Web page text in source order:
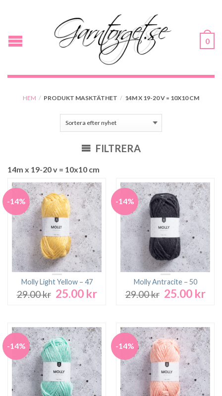
0
HEM / PRODUKT MASKTÄTHET / 14M X 19-20 V = 10X10 CM
FILTRERA
14m x 19-20 v = 10x10 cm
-14%
Molly Light Yellow – 47
29.00kr Det
29.00 kr.
25.00 krDet
25.00 kr.
-14%
Molly Antracite – 50
29.00kr Det
29.00 kr.
25.00 krDet
-14% -14%